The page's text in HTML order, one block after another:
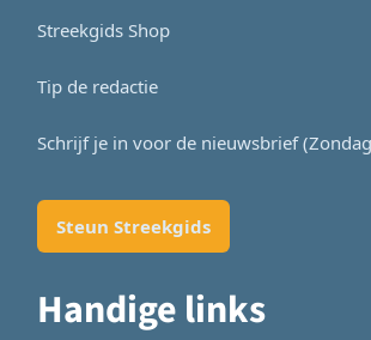
Streekgids Shop
Tip de redactie
Schrijf je in voor de nieuwsbrief
Steun Streekgids
Handige links